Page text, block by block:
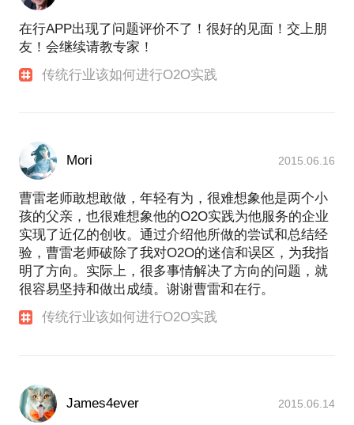
在行APP出现了问题评价不了！很好的见面！交上朋
友！会继续请教专家！
传统行业该如何进行O2O实践
Mori 2015.06.16
曹雷老师敢想敢做，年轻有为，很难想象他是两个小
孩的父亲，也很难想象他的O2O实践为他服务的企业
实现了近亿的创收。通过介绍他所做的尝试和总结经
验，曹雷老师破除了我对O2O的迷信和误区，为我指
明了方向。实际上，很多事情解决了方向的问题，就
很容易坚持和做出成绩。谢谢曹雷和在行。
传统行业该如何进行O2O实践
James4ever 2015.06.14